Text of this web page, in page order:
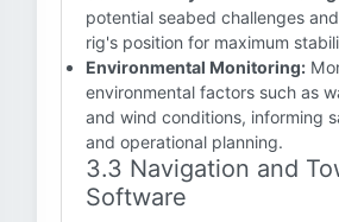
potential seabed challenges
rig's position for maximum
Environmental Monitoring:
environmental factors such as
and wind conditions, informing
and operational planning.
3.3 Navigation and
Software